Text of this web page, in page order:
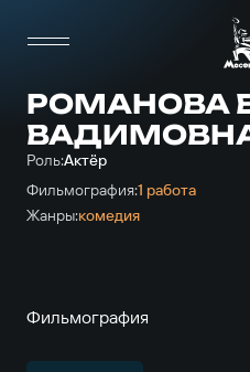
РОМАНОВА
Роль:Актёр
Фильмография:1 работа
Жанры:комедия
Фильмография